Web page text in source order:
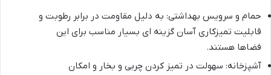
حمام و سرویس بهداشتی: به دلیل مقاومت در برابر رطوبت و
قابلیت تمیزکاری آسان گزینه ای بسیار مناسب برای این
فضاها هستند.
آشپزخانه: سهولت در تمیز کردن چربی و بخار و امکان